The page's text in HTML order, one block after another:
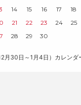
14 15 16 17 18
21 22 23 24 25
28 29 30
月30日～1月4日）カレンダ